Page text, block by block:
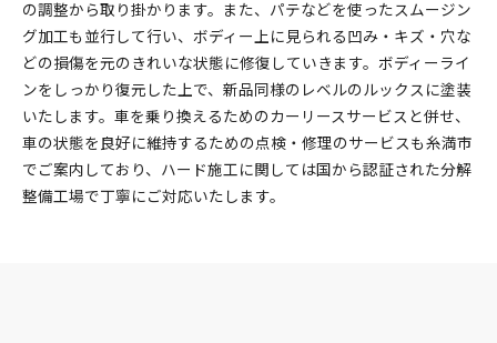
の調整から取り掛かります。また、パテなどを使ったスムージン
グ加工も並行して行い、ボディー上に見られる凹み・キズ・穴な
どの損傷を元のきれいな状態に修復していきます。ボディーライ
ンをしっかり復元した上で、新品同様のレベルのルックスに塗装
いたします。車を乗り換えるためのカーリースサービスと併せ、
車の状態を良好に維持するための点検・修理のサービスも糸満市
でご案内しており、ハード施工に関しては国から認証された分解
整備工場で丁寧にご対応いたします。